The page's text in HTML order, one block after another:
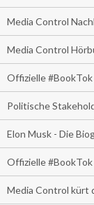
Media Control
Media Control
Offizielle
Politische
Elon Musk - Die
Offizielle
Media Control kürt